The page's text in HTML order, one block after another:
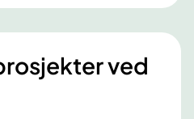
ved